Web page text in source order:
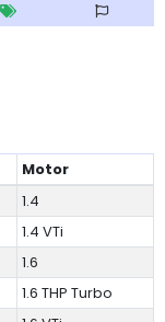
Motor
1.4
1.4 VTi
1.6
1.6 THP Turbo